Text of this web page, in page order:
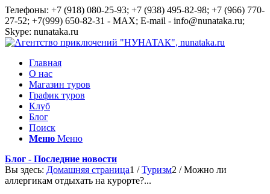
Телефоны: +7 (918) 080-25-93; +7 (938) 495-82-98; +7 (966) 770-
27-52; +7(999) 650-82-31 - MAX; E-mail - info@nunataka.ru;
Skype: nunataka.ru
Главная
О нас
Магазин туров
График туров
Клуб
Блог
Поиск
Меню Меню
Блог - Последние новости
Вы здесь: Домашняя страница1 / Туризм2 / Можно ли
аллергикам отдыхать на курорте?...